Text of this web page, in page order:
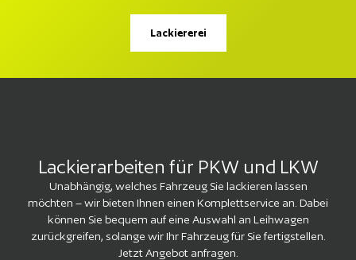
Lackiererei
Lackierarbeiten für PKW und LKW
Unabhängig, welches Fahrzeug Sie lackieren lassen
möchten – wir bieten Ihnen einen Komplettservice an. Dabei
können Sie bequem auf eine Auswahl an Leihwagen
zurückgreifen, solange wir Ihr Fahrzeug für Sie fertigstellen.
Jetzt Angebot anfragen.